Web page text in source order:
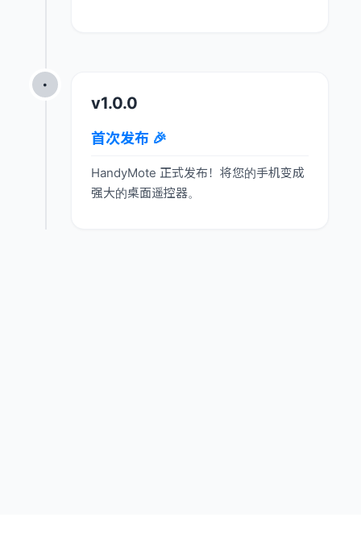
•
v1.0.0
首次发布 🎉
HandyMote 正式发布！将您的手机变成
强大的桌面遥控器。